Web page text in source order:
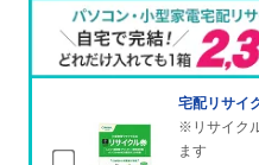
宅配リサイ
※リサイク
ます